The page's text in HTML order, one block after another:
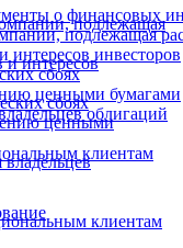
о финансовых
подлежащая
интересов инвесторов
сбоях
ценными бумагами
облигаций
клиентам
подлежащая
и интересов
сбоях
ценными
клиентам